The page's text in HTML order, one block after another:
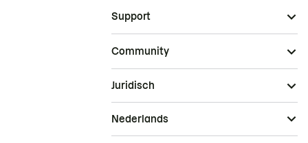
Support
Community
Juridisch
Nederlands